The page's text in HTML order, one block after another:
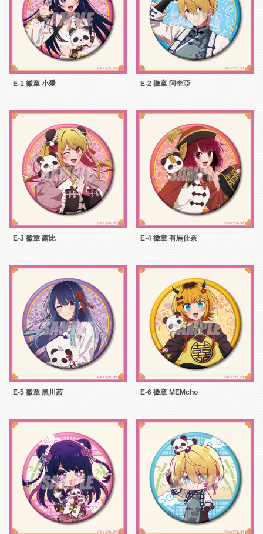
E-1 徽章 小愛 E-2 徽章 阿奎亞
E-3 徽章 露比 E-4 徽章 有馬佳奈
E-5 徽章 黑川茜 E-6 徽章 MEMcho